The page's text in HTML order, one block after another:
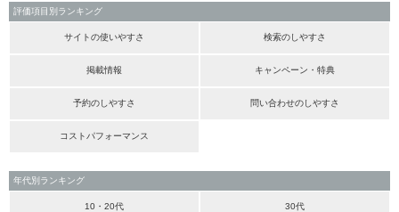
評価項目別ランキング
サイトの使いやすさ 検索のしやすさ
掲載情報 キャンペーン・特典
予約のしやすさ 問い合わせのしやすさ
コストパフォーマンス
年代別ランキング
10・20代 30代